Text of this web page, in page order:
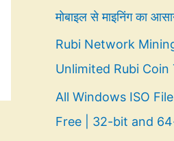
मोबाइल से माइनिंग का
Rubi Network
Unlimited Rubi Coin
All Windows ISO
Free | 32-bit and